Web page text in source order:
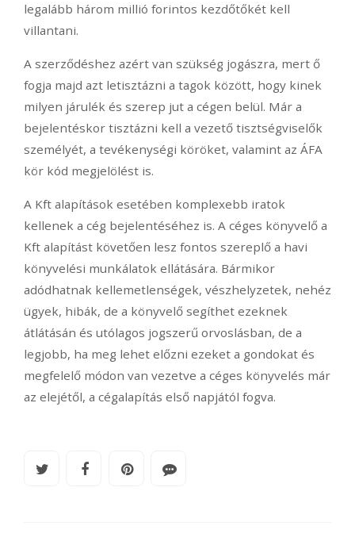
legalább három millió forintos kezdőtőkét kell
villantani.
A szerződéshez azért van szükség jogászra, mert ő
fogja majd azt letisztázni a tagok között, hogy kinek
milyen járulék és szerep jut a cégen belül. Már a
bejelentéskor tisztázni kell a vezető tisztségviselők
személyét, a tevékenységi köröket, valamint az ÁFA
kör kód megjelölést is.
A Kft alapítások esetében komplexebb iratok
kellenek a cég bejelentéséhez is. A céges könyvelő a
Kft alapítást követően lesz fontos szereplő a havi
könyvelési munkálatok ellátására. Bármikor
adódhatnak kellemetlenségek, vészhelyzetek, nehéz
ügyek, hibák, de a könyvelő segíthet ezeknek
átlátásán és utólagos jogszerű orvoslásban, de a
legjobb, ha meg lehet előzni ezeket a gondokat és
megfelelő módon van vezetve a céges könyvelés már
az elejétől, a cégalapítás első napjától fogva.